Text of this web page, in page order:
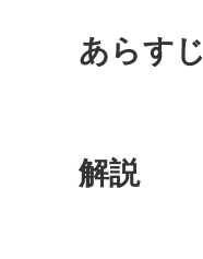
あらすじ
解説